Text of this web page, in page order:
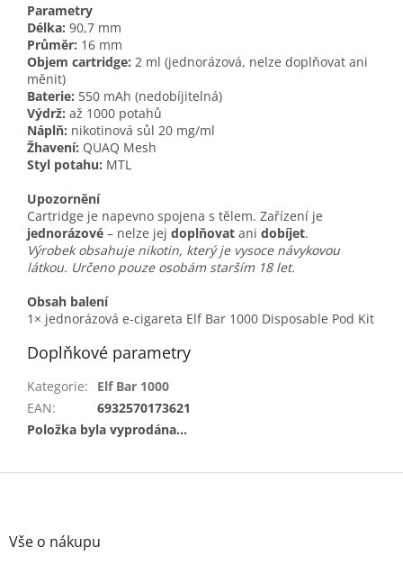
Parametry
Délka: 90,7 mm
Průměr: 16 mm
Objem cartridge: 2 ml (jednorázová, nelze doplňovat ani
měnit)
Baterie: 550 mAh (nedobíjitelná)
Výdrž: až 1000 potahů
Náplň: nikotinová sůl 20 mg/ml
Žhavení: QUAQ Mesh
Styl potahu: MTL
Upozornění
Cartridge je napevno spojena s tělem. Zařízení je
jednorázové – nelze jej doplňovat ani dobíjet.
Výrobek obsahuje nikotin, který je vysoce návykovou
látkou. Určeno pouze osobám starším 18 let.
Obsah balení
1× jednorázová e-cigareta Elf Bar 1000 Disposable Pod Kit
Doplňkové parametry
Kategorie:
Elf Bar 1000
EAN:
6932570173621
Položka byla vyprodána…
Z
Vše o nákupu